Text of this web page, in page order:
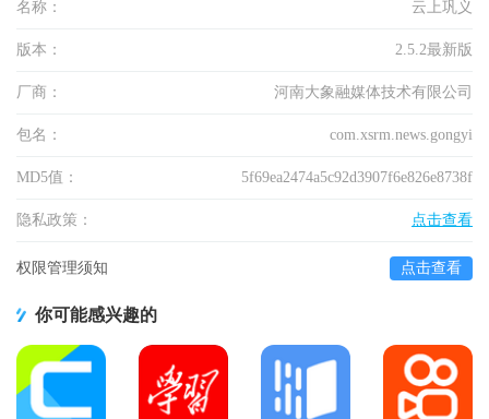
名称： 云上巩义
版本： 2.5.2最新版
厂商： 河南大象融媒体技术有限公司
包名： com.xsrm.news.gongyi
MD5值： 5f69ea2474a5c92d3907f6e826e8738f
隐私政策： 点击查看
权限管理须知 点击查看
你可能感兴趣的